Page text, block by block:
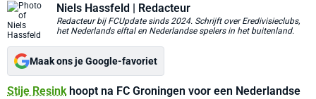
Niels Hassfeld | Redacteur
Redacteur bij FCUpdate sinds 2024. Schrijft over Eredivisieclubs,
het Nederlands elftal en Nederlandse spelers in het buitenland.
Maak ons je Google-favoriet
Stije Resinkhoopt na FC Groningen voor een Nederlandse